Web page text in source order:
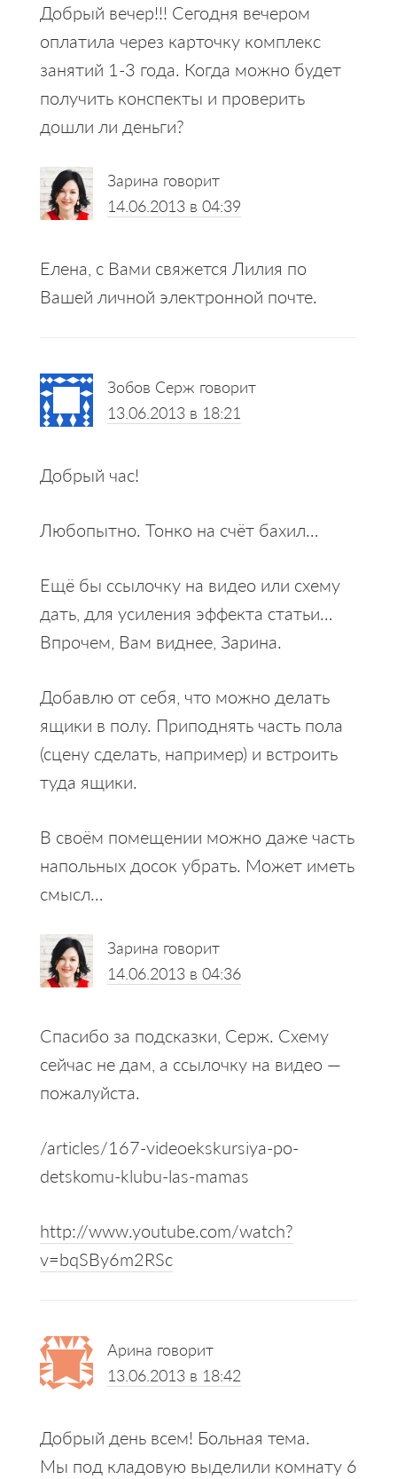
Добрый вечер!!! Сегодня вечером
оплатила через карточку комплекс
занятий 1-3 года. Когда можно будет
получить конспекты и проверить
дошли ли деньги?
Зарина говорит
14.06.2013 в 04:39
Елена, с Вами свяжется Лилия по
Вашей личной электронной почте.
Зобов Серж говорит
13.06.2013 в 18:21
Добрый час!
Любопытно. Тонко на счёт бахил…
Ещё бы ссылочку на видео или схему
дать, для усиления эффекта статьи…
Впрочем, Вам виднее, Зарина.
Добавлю от себя, что можно делать
ящики в полу. Приподнять часть пола
(сцену сделать, например) и встроить
туда ящики.
В своём помещении можно даже часть
напольных досок убрать. Может иметь
смысл…
Зарина говорит
14.06.2013 в 04:36
Спасибо за подсказки, Серж. Схему
сейчас не дам, а ссылочку на видео —
пожалуйста.
/articles/167-videoekskursiya-po-
detskomu-klubu-las-mamas
http://www.youtube.com/watch?
v=bqSBy6m2RSc
Арина говорит
13.06.2013 в 18:42
Добрый день всем! Больная тема.
Мы под кладовую выделили комнату 6